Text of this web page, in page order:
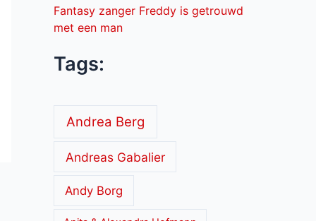
Fantasy zanger Freddy is getrouwd
met een man
Tags:
Andrea Berg
Andreas Gabalier
Andy Borg